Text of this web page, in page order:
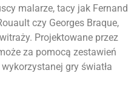
malarze, tacy jak Fernand
czy Georges Braque,
Projektowane przez
za pomocą zestawień
gry światła